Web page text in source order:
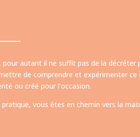
autant il ne suffit pas de la décréter
de comprendre et expérimenter ce
ou créé pour l’occasion.
vous êtes en chemin vers la